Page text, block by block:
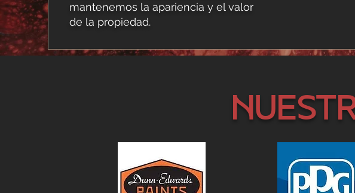
mantenemos la apariencia y el valor
de la propiedad.